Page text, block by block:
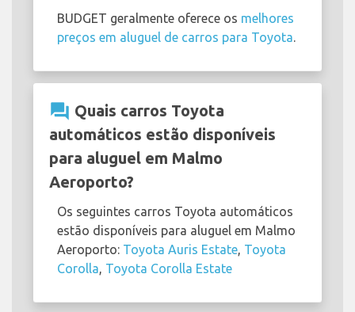
BUDGET geralmente oferece os melhores
preços em aluguel de carros para Toyota
question_answer Quais carros Toyota
automáticos estão disponíveis
para aluguel em Malmo
Aeroporto?
Os seguintes carros Toyota automáticos
estão disponíveis para aluguel em Malmo
Aeroporto: Toyota Auris Estate Toyota
Corolla Toyota Corolla Estate